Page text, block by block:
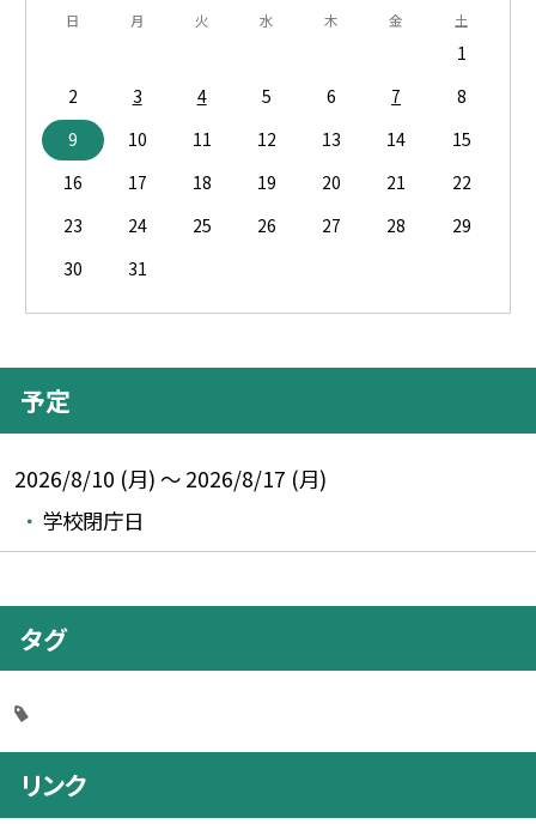
日 月 火 水 木 金 土
1
2
3 4 5 6 7
8
9
10 11 12 13 14
15
16
17 18 19 20 21
22
23
24 25 26 27 28
29
30
31
予定
2026/8/10 (月) ～ 2026/8/17 (月)
学校閉庁日
タグ
リンク